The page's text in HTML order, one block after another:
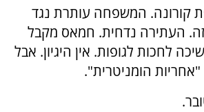
מגפת קורונה. המשפחה עותרת נגד
העתירה נדחית. חמאס מקבל
לחכות לגופות. אין היגיון. אבל
"אחריות הומניטרית".